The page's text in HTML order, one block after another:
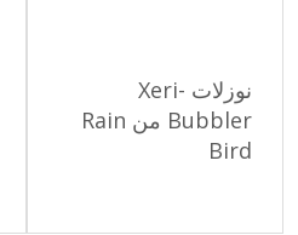
نوزلات Xeri-
Bubbler من Rain
Bird